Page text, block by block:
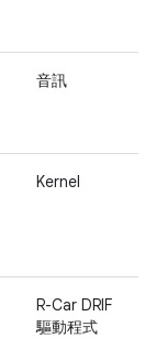
音訊
Kernel
R-Car DRIF
驅動程式